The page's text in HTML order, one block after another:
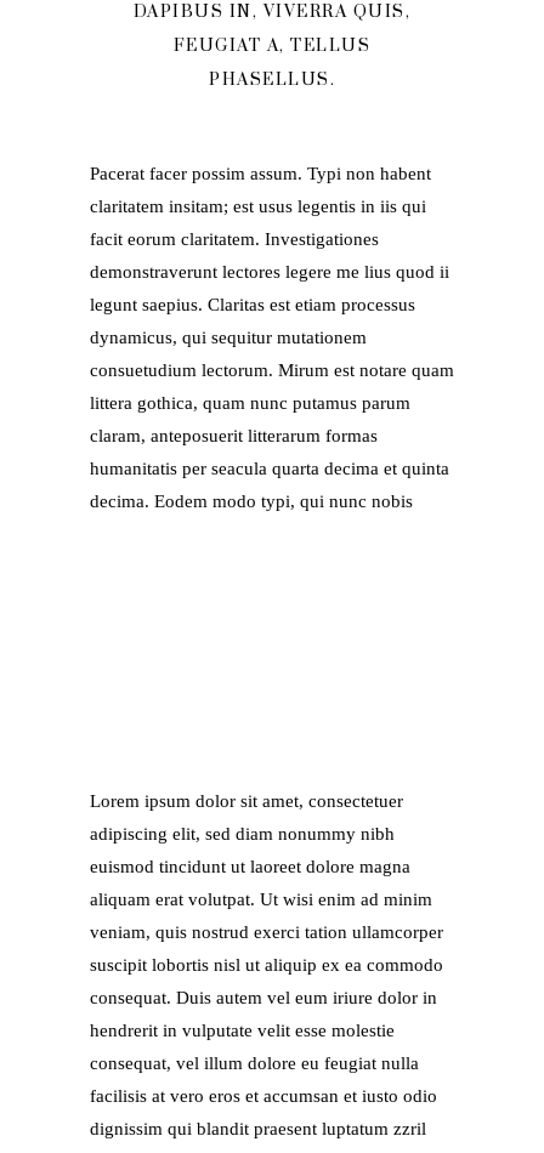
DAPIBUS IN, VIVERRA QUIS,
FEUGIAT A, TELLUS
PHASELLUS.
Pacerat facer possim assum. Typi non habent
claritatem insitam; est usus legentis in iis qui
facit eorum claritatem. Investigationes
demonstraverunt lectores legere me lius quod ii
legunt saepius. Claritas est etiam processus
dynamicus, qui sequitur mutationem
consuetudium lectorum. Mirum est notare quam
littera gothica, quam nunc putamus parum
claram, anteposuerit litterarum formas
humanitatis per seacula quarta decima et quinta
decima. Eodem modo typi, qui nunc nobis
Lorem ipsum dolor sit amet, consectetuer
adipiscing elit, sed diam nonummy nibh
euismod tincidunt ut laoreet dolore magna
aliquam erat volutpat. Ut wisi enim ad minim
veniam, quis nostrud exerci tation ullamcorper
suscipit lobortis nisl ut aliquip ex ea commodo
consequat. Duis autem vel eum iriure dolor in
hendrerit in vulputate velit esse molestie
consequat, vel illum dolore eu feugiat nulla
facilisis at vero eros et accumsan et iusto odio
dignissim qui blandit praesent luptatum zzril